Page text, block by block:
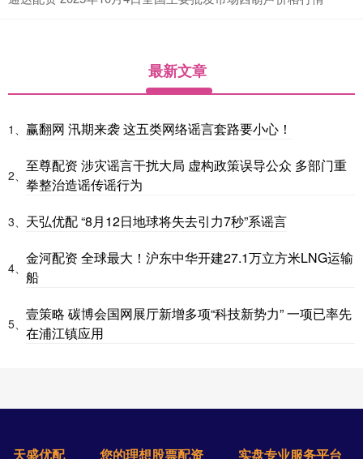
最新文章
1、 赢翻网 汛期来袭 这五类网络谣言套路要小心！
2、
至尊配资 涉灾谣言干扰大局 虚构政策误导公众 多部门重
拳整治造谣传谣行为
3、 天弘优配 “8月12日地球将失去引力7秒”系谣言
4、
金河配资 全球最大！沪东中华开建27.1万立方米LNG运输
船
5、
壹策略 碳博会国网展厅新增多项“科技新势力” 一项已率先
在浦江镇应用
天盛优配 您的理想股票配资 实盘专业服务平台